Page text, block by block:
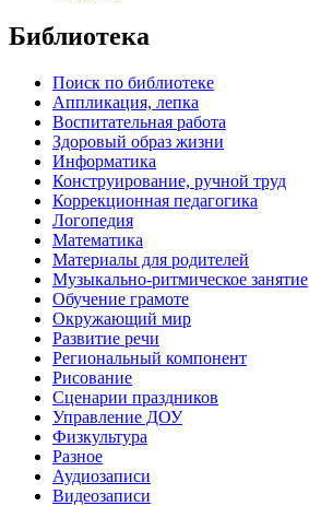
Библиотека
Поиск по библиотеке
Аппликация, лепка
Воспитательная работа
Здоровый образ жизни
Информатика
Конструирование, ручной труд
Коррекционная педагогика
Логопедия
Математика
Материалы для родителей
Музыкально-ритмическое занятие
Обучение грамоте
Окружающий мир
Развитие речи
Региональный компонент
Рисование
Сценарии праздников
Управление ДОУ
Физкультура
Разное
Аудиозаписи
Видеозаписи